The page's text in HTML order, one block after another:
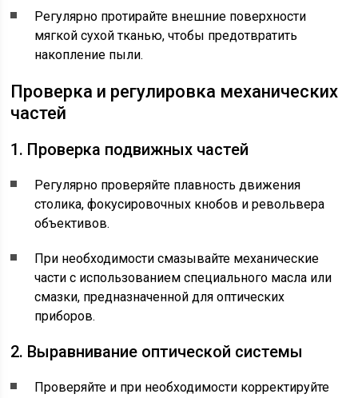
Регулярно протирайте внешние поверхности
мягкой сухой тканью, чтобы предотвратить
накопление пыли.
Проверка и регулировка механических
частей
1. Проверка подвижных частей
Регулярно проверяйте плавность движения
столика, фокусировочных кнобов и револьвера
объективов.
При необходимости смазывайте механические
части с использованием специального масла или
смазки, предназначенной для оптических
приборов.
2. Выравнивание оптической системы
Проверяйте и при необходимости корректируйте